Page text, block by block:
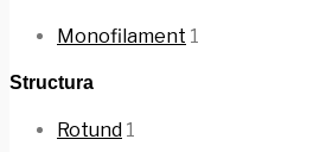
Monofilament 1
Structura
Rotund 1